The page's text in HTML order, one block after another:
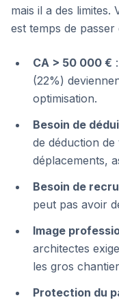
mais il a des limites.
est temps de
CA > 50 000 €
(22%)
optimisation.
Besoin de
de déduction
déplacements,
Besoin de
peut pas avoir
Image
architectes
les gros
Protection du